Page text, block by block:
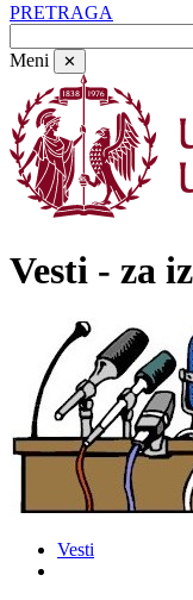
PRETRAGA
Meni ✕
Vesti - za
Vesti